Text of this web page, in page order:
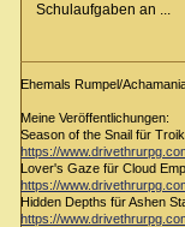
Schulaufgaben an ...
Ehemals Rumpel/
Meine Veröffentlichungen:
Season of the Snail für
https://
Lover's Gaze für Cloud
https://
Hidden Depths für Ashen
https://